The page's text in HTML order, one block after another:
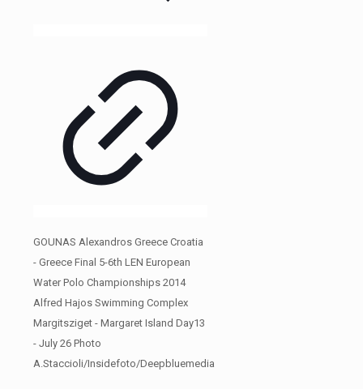
GOUNAS Alexandros Greece Croatia
- Greece Final 5-6th LEN European
Water Polo Championships 2014
Alfred Hajos Swimming Complex
Margitsziget - Margaret Island Day13
- July 26 Photo
A.Staccioli/Insidefoto/Deepbluemedia